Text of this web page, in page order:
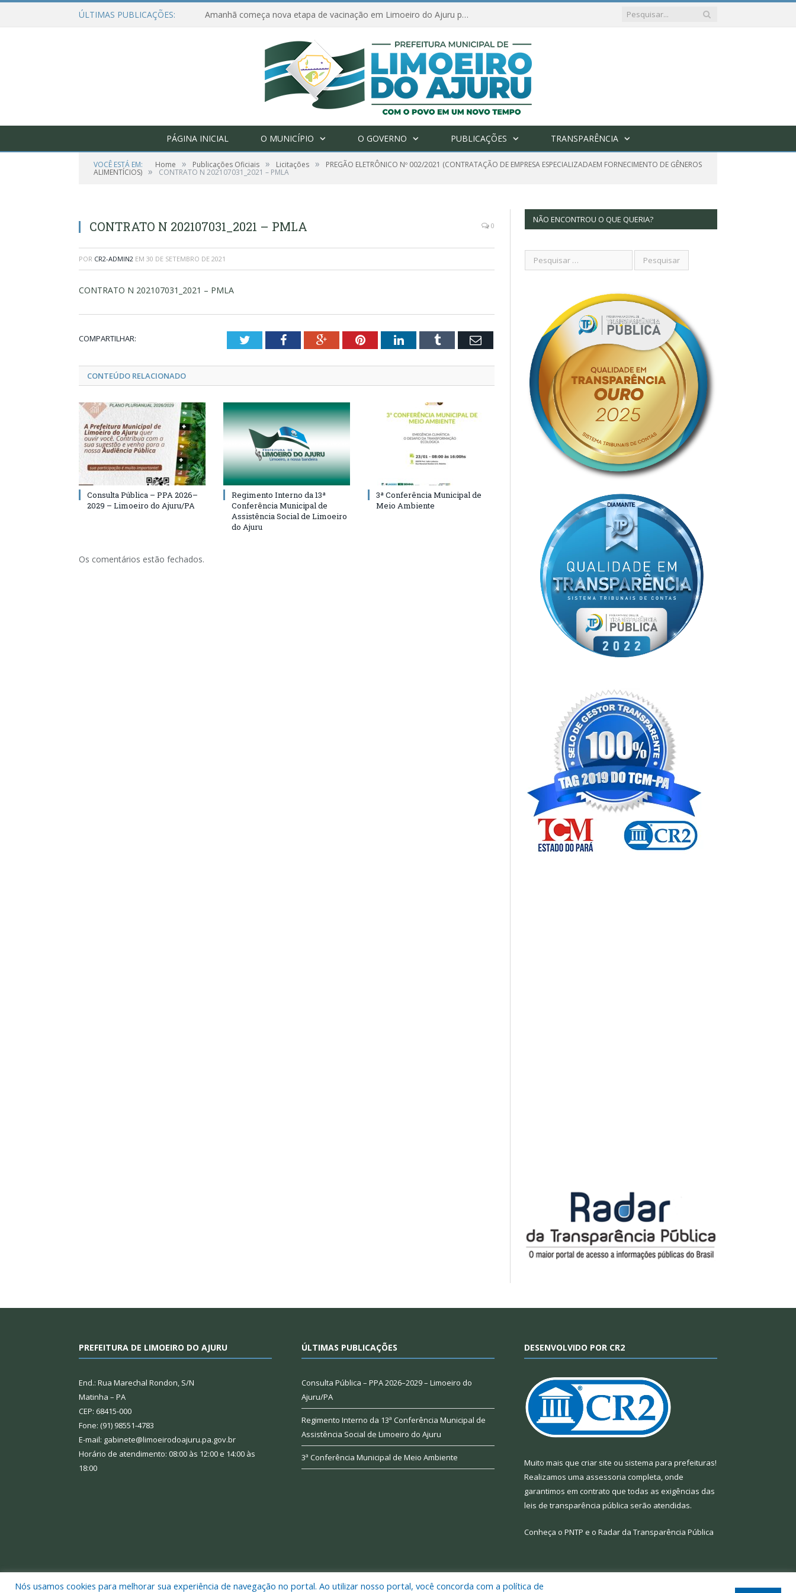
ÚLTIMAS PUBLICAÇÕES: Amanhã começa nova etapa de vacinação em Limoeiro do Ajuru para idosos com 65 ou mais
PÁGINA INICIAL O MUNICÍPIO O GOVERNO PUBLICAÇÕES TRANSPARÊNCIA
VOCÊ ESTÁ EM: Home » Publicações Oficiais » Licitações » PREGÃO ELETRÔNICO Nº 002/2021 (CONTRATAÇÃO DE EMPRESA ESPECIALIZADAEM FORNECIMENTO DE GÊNEROS
ALIMENTÍCIOS) » CONTRATO N 202107031_2021 – PMLA
CONTRATO N 202107031_2021 – PMLA 0
POR CR2-ADMIN2 EM 30 DE SETEMBRO DE 2021
CONTRATO N 202107031_2021 – PMLA
COMPARTILHAR: TwitterFacebookGoogle+PinterestLinkedInTumblr Email
CONTEÚDO RELACIONADO
Consulta Pública – PPA 2026–
2029 – Limoeiro do Ajuru/PA
Regimento Interno da 13ª
Conferência Municipal de
Assistência Social de Limoeiro
do Ajuru
3ª Conferência Municipal de
Meio Ambiente
Os comentários estão fechados.
NÃO ENCONTROU O QUE QUERIA?
PREFEITURA DE LIMOEIRO DO AJURU
End.: Rua Marechal Rondon, S/N
Matinha – PA
CEP: 68415-000
Fone: (91) 98551-4783
E-mail: gabinete@limoeirodoajuru.pa.gov.br
Horário de atendimento: 08:00 às 12:00 e 14:00 às
18:00
ÚLTIMAS PUBLICAÇÕES
Consulta Pública – PPA 2026–2029 – Limoeiro do
Ajuru/PA
Regimento Interno da 13ª Conferência Municipal de
Assistência Social de Limoeiro do Ajuru
3ª Conferência Municipal de Meio Ambiente
DESENVOLVIDO POR CR2
Muito mais que criar site ou sistema para prefeituras!
Realizamos uma assessoria completa, onde
garantimos em contrato que todas as exigências das
leis de transparência pública serão atendidas.
Conheça o PNTP e o Radar da Transparência Pública
Nós usamos cookies para melhorar sua experiência de navegação no portal. Ao utilizar nosso portal, você concorda com a política de